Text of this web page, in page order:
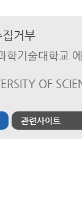
거부
기술대학교
OF
관련사이트